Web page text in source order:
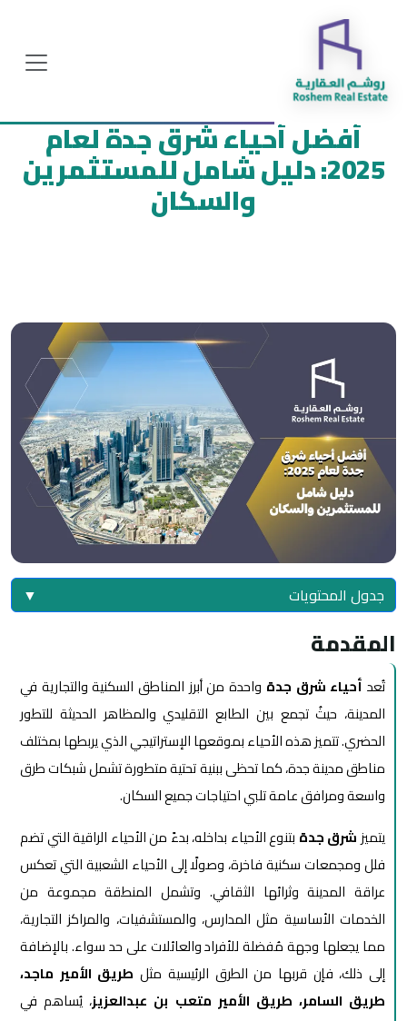
أفضل أحياء شرق جدة لعام
2025: دليل شامل للمستثمرين
والسكان
جدول المحتويات ▼
المقدمة
تُعد أحياء شرق جدة واحدة من أبرز المناطق السكنية والتجارية في
المدينة، حيثُ تجمع بين الطابع التقليدي والمظاهر الحديثة للتطور
الحضري. تتميز هذه الأحياء بموقعها الإستراتيجي الذي يربطها بمختلف
مناطق مدينة جدة، كما تحظى ببنية تحتية متطورة تشمل شبكات طرق
واسعة ومرافق عامة تلبي احتياجات جميع السكان.
يتميز شرق جدة بتنوع الأحياء بداخله، بدءً من الأحياء الراقية التي تضم
فلل ومجمعات سكنية فاخرة، وصولًا إلى الأحياء الشعبية التي تعكس
عراقة المدينة وثرائها الثقافي. وتشمل المنطقة مجموعة من
الخدمات الأساسية مثل المدارس، والمستشفيات، والمراكز التجارية،
مما يجعلها وجهة مُفضلة للأفراد والعائلات على حد سواء. بالإضافة
إلى ذلك، فإن قربها من الطرق الرئيسية مثل طريق الأمير ماجد،
طريق السامر، طريق الأمير متعب بن عبدالعزيز، يُساهم في